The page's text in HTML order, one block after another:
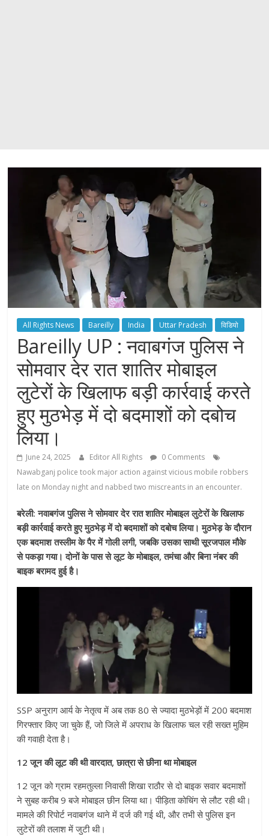
All Rights News Bareilly India Uttar Pradesh विडियो
Bareilly UP : नवाबगंज पुलिस ने
सोमवार देर रात शातिर मोबाइल
लुटेरों के खिलाफ बड़ी कार्रवाई करते
हुए मुठभेड़ में दो बदमाशों को दबोच
लिया।
June 24, 2025 Editor All Rights
0 Comments
Nawabganj police took major action against vicious mobile robbers
late on Monday night and nabbed two miscreants in an encounter.
बरेली: नवाबगंज पुलिस ने सोमवार देर रात शातिर मोबाइल लुटेरों के खिलाफ
बड़ी कार्रवाई करते हुए मुठभेड़ में दो बदमाशों को दबोच लिया। मुठभेड़ के दौरान
एक बदमाश तस्लीम के पैर में गोली लगी, जबकि उसका साथी सूरजपाल मौके
से पकड़ा गया। दोनों के पास से लूट के मोबाइल, तमंचा और बिना नंबर की
बाइक बरामद हुई है।
SSP अनुराग आर्य के नेतृत्व में अब तक 80 से ज्यादा मुठभेड़ों में 200 बदमाश
गिरफ्तार किए जा चुके हैं, जो जिले में अपराध के खिलाफ चल रही सख्त मुहिम
की गवाही देता है।
12 जून की लूट की थी वारदात, छात्रा से छीना था मोबाइल
12 जून को ग्राम रहमतुल्ला निवासी शिखा राठौर से दो बाइक सवार बदमाशों
ने सुबह करीब 9 बजे मोबाइल छीन लिया था। पीड़िता कोचिंग से लौट रही थी।
मामले की रिपोर्ट नवाबगंज थाने में दर्ज की गई थी, और तभी से पुलिस इन
लुटेरों की तलाश में जुटी थी।